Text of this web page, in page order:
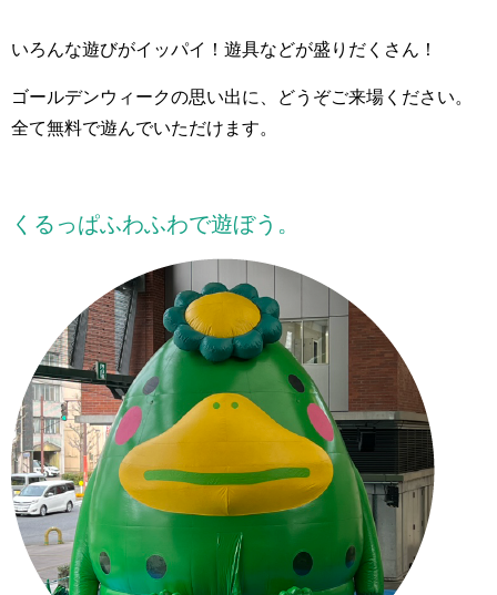
いろんな遊びがイッパイ！遊具などが盛りだくさん！
ゴールデンウィークの思い出に、どうぞご来場ください。
全て無料で遊んでいただけます。
くるっぱふわふわで遊ぼう。